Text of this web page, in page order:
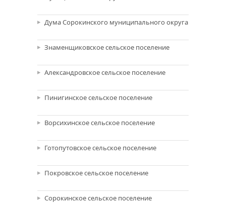
Дума Сорокинского муниципального округа
Знаменщиковское сельское поселение
Александровское сельское поселение
Пинигинское сельское поселение
Ворсихинское сельское поселение
Готопутовское сельское поселение
Покровское сельское поселение
Сорокинское сельское поселение